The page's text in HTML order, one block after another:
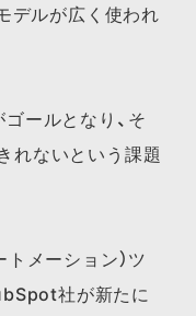
デルが広く使われ
ールとなり、そ
れないという課題
メーション）ツ
社が新たに